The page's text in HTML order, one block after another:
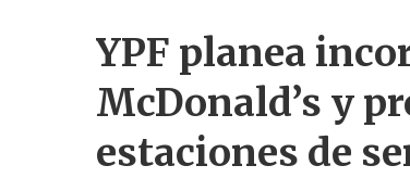
YPF planea
McDonald’s y
estaciones de